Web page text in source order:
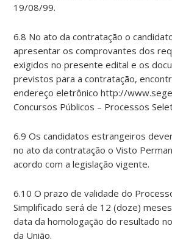
19/08/99.
6.8 No ato da contratação o
apresentar os comprovantes dos
exigidos no presente edital e os
previstos para a contratação,
endereço eletrônico http://
Concursos Públicos – Processos
6.9 Os candidatos estrangeiros
no ato da contratação o Visto
acordo com a legislação vigente.
6.10 O prazo de validade do
Simplificado será de 12 (doze)
data da homologação do resultado
da União.